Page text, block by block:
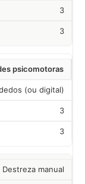
3
3
psicomotoras
(ou digital)
3
3
Destreza manual